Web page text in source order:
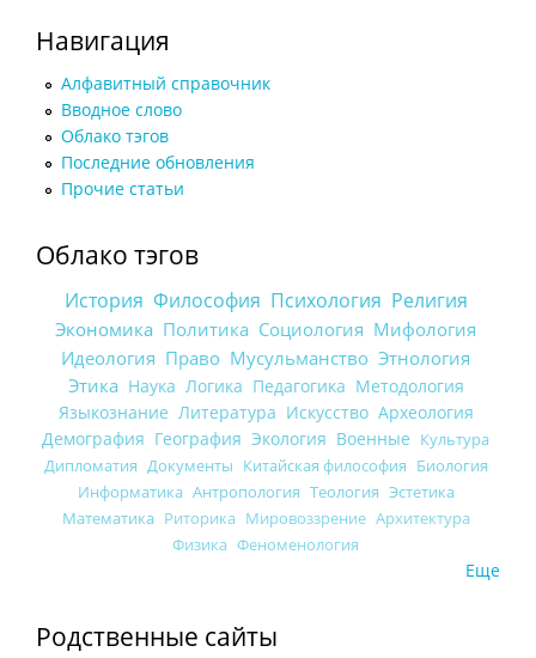
Навигация
Алфавитный справочник
Вводное слово
Облако тэгов
Последние обновления
Прочие статьи
Облако тэгов
История Философия Психология Религия
Экономика Политика Социология Мифология
Идеология Право Мусульманство Этнология
Этика Наука Логика Педагогика Методология
Языкознание Литература Искусство Археология
Демография География Экология Военные Культура
Дипломатия Документы Китайская философия Биология
Информатика Антропология Теология Эстетика
Математика Риторика Мировоззрение Архитектура
Физика Феноменология
Еще
Родственные сайты